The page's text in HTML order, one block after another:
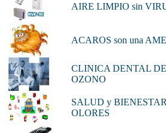
AIRE LIMPIO sin
ACAROS son una
CLINICA DENTAL
OZONO
SALUD y
OLORES